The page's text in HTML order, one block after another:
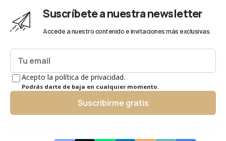
Suscríbete a nuestra newsletter
Accede a nuestro contenido e invitaciones más exclusivas.
Acepto la política de privacidad.
Podrás darte de baja en cualquier momento.
Suscribirme gratis